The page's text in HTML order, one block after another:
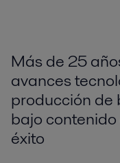
Más de 25
avances
producción de
bajo
éxito